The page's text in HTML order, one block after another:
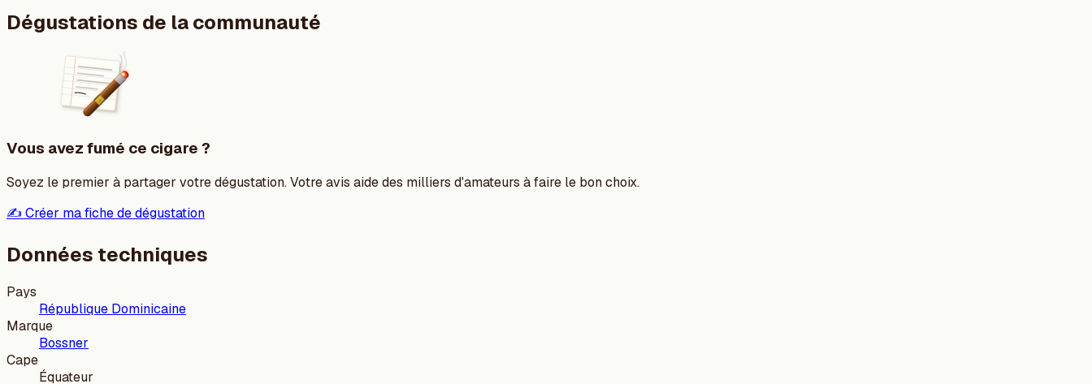
Dégustations de la communauté
Vous avez fumé ce cigare ?
Soyez le premier à partager votre dégustation. Votre avis aide des milliers d'amateurs à faire le bon choix.
✍️ Créer ma fiche de dégustation
Données techniques
Pays
République Dominicaine
Marque
Bossner
Cape
Équateur